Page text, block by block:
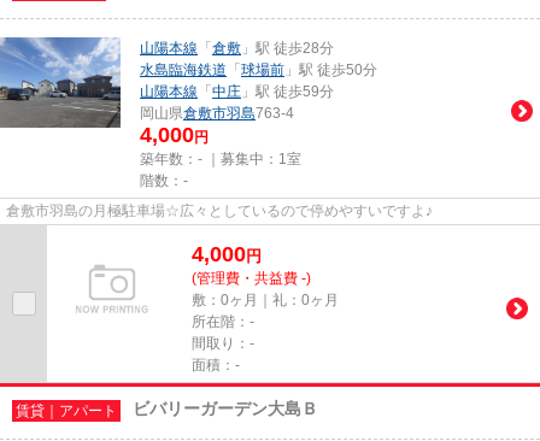
山陽本線 「 倉敷 」駅 徒歩28分
水島臨海鉄道 「 球場前 」駅 徒歩50分
山陽本線 「 中庄 」駅 徒歩59分
岡山県倉敷市羽島763-4
4,000円
築年数：- ｜募集中： 1室
階数：-
倉敷市羽島の月極駐車場☆広々としているので停めやすいですよ♪
4,000円
(管理費・共益費 -)
敷：0ヶ月｜礼：0ヶ月
所在階：-
間取り：-
面積：-
賃貸｜アパート ビバリーガーデン大島Ｂ